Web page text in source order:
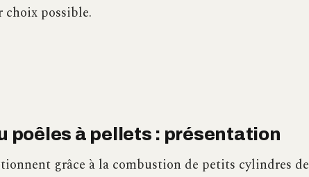
choix possible.
poêles à pellets : présentation
grâce à la combustion de petits cylindres de